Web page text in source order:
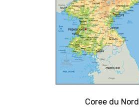
Coree du Nord